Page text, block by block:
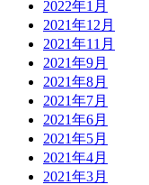
2022年1月
2021年12月
2021年11月
2021年9月
2021年8月
2021年7月
2021年6月
2021年5月
2021年4月
2021年3月